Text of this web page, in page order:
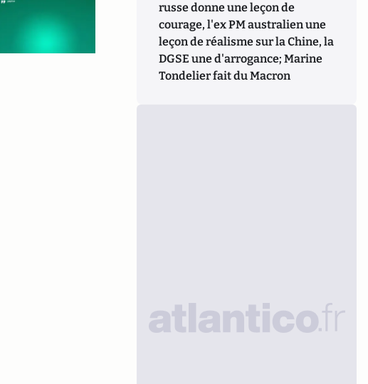
russe donne une leçon de
courage, l'ex PM australien une
leçon de réalisme sur la Chine, la
DGSE une d'arrogance; Marine
Tondelier fait du Macron